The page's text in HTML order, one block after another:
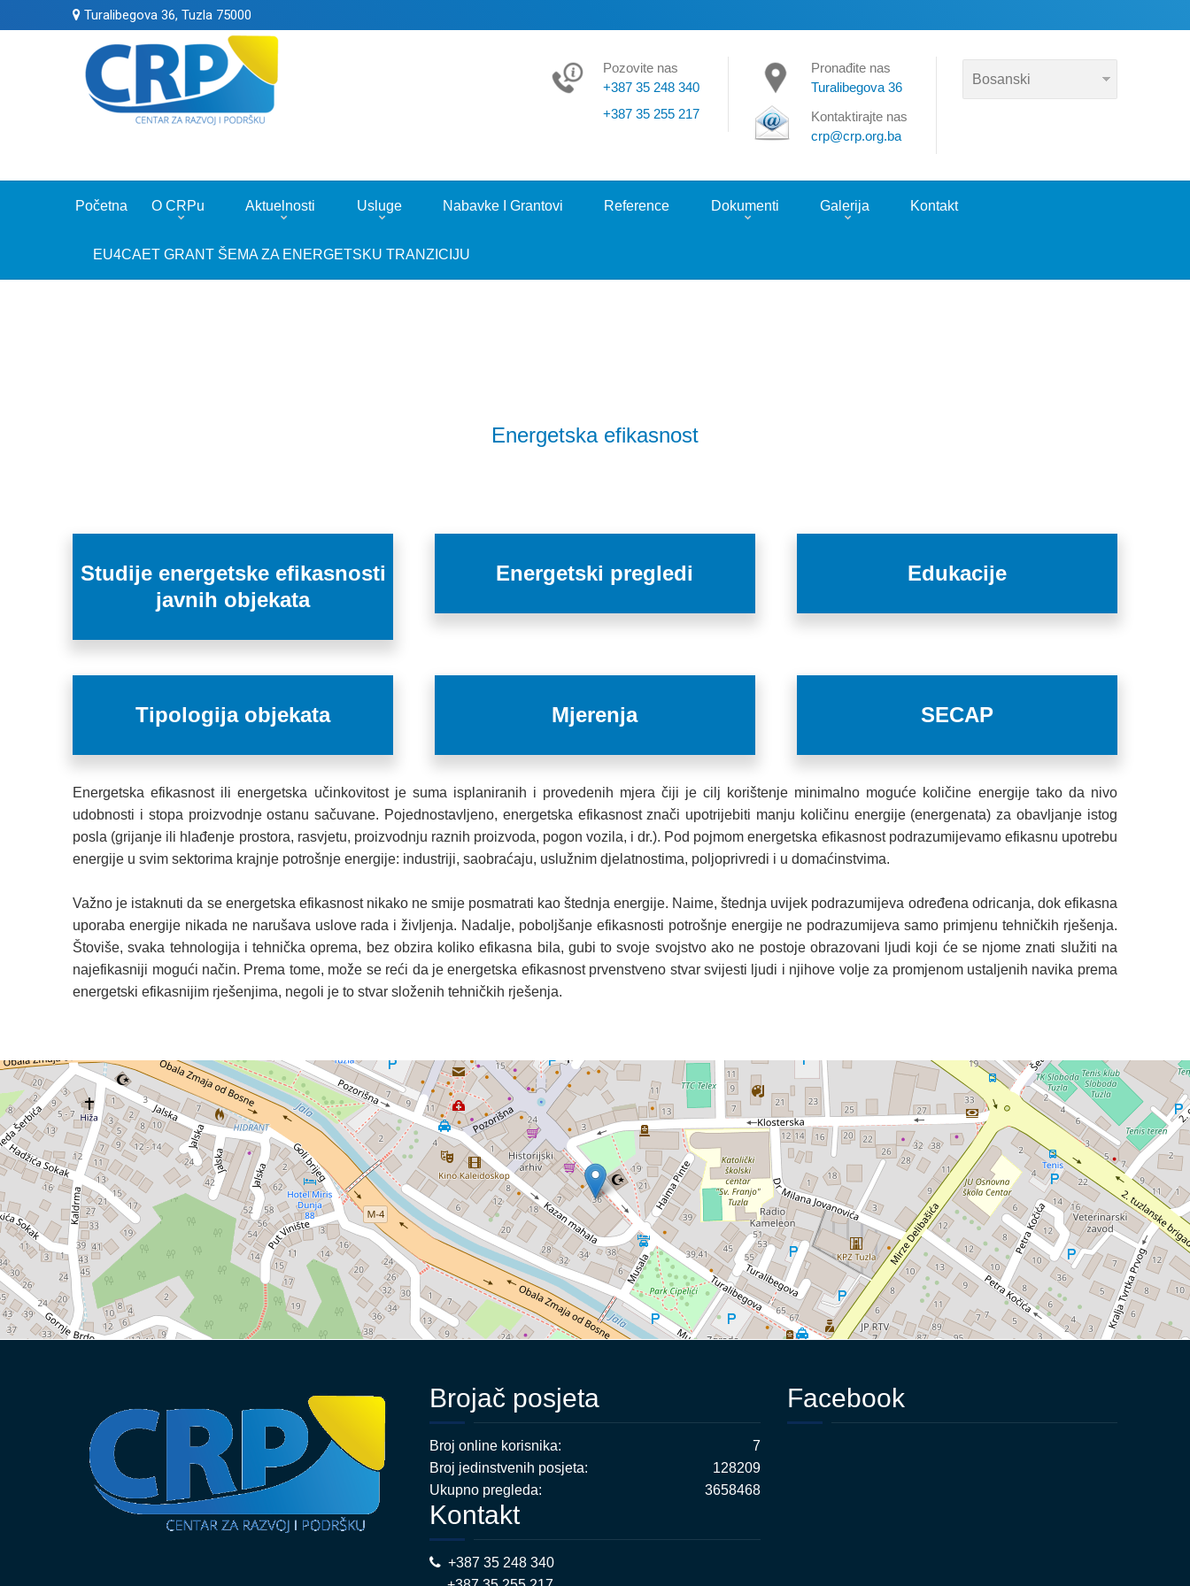
Turalibegova 36, Tuzla 75000
Pozovite nas
+387 35 248 340
+387 35 255 217
Pronađite nas
Turalibegova 36
Kontaktirajte nas
crp@crp.org.ba
Početna O CRPu Aktuelnosti Usluge Nabavke I Grantovi Reference Dokumenti Galerija Kontakt
EU4CAET GRANT ŠEMA ZA ENERGETSKU TRANZICIJU
Energetska efikasnost
Studije energetske efikasnosti
javnih objekata
Energetski pregledi Edukacije
Tipologija objekata Mjerenja SECAP
Energetska efikasnost ili energetska učinkovitost je suma isplaniranih i provedenih mjera čiji je cilj korištenje minimalno moguće količine energije tako da nivo
udobnosti i stopa proizvodnje ostanu sačuvane. Pojednostavljeno, energetska efikasnost znači upotrijebiti manju količinu energije (energenata) za obavljanje istog
posla (grijanje ili hlađenje prostora, rasvjetu, proizvodnju raznih proizvoda, pogon vozila, i dr.). Pod pojmom energetska efikasnost podrazumijevamo efikasnu upotrebu
energije u svim sektorima krajnje potrošnje energije: industriji, saobraćaju, uslužnim djelatnostima, poljoprivredi i u domaćinstvima.
Važno je istaknuti da se energetska efikasnost nikako ne smije posmatrati kao štednja energije. Naime, štednja uvijek podrazumijeva određena odricanja, dok efikasna
uporaba energije nikada ne narušava uslove rada i življenja. Nadalje, poboljšanje efikasnosti potrošnje energije ne podrazumijeva samo primjenu tehničkih rješenja.
Štoviše, svaka tehnologija i tehnička oprema, bez obzira koliko efikasna bila, gubi to svoje svojstvo ako ne postoje obrazovani ljudi koji će se njome znati služiti na
najefikasniji mogući način. Prema tome, može se reći da je energetska efikasnost prvenstveno stvar svijesti ljudi i njihove volje za promjenom ustaljenih navika prema
energetski efikasnijim rješenjima, negoli je to stvar složenih tehničkih rješenja.
Brojač posjeta
Broj online korisnika:
7
Broj jedinstvenih posjeta:
128209
Ukupno pregleda:
3658468
Kontakt
+387 35 248 340
Facebook